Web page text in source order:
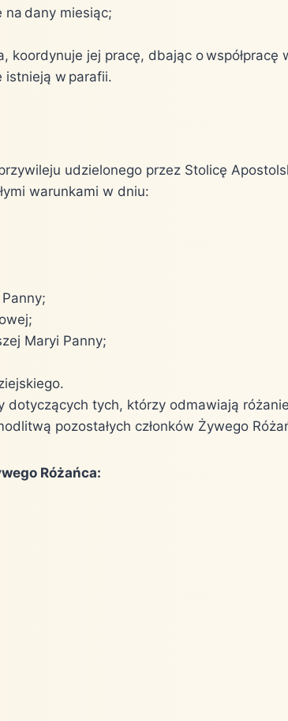
dany miesiąc;
koordynuje jej pracę, dbając o współpracę
istnieją w parafii.
udzielonego przez Stolicę
warunkami w dniu:
Maryi Panny;
dotyczących tych, którzy odmawiają
pozostałych członków Żywego
Różańca: